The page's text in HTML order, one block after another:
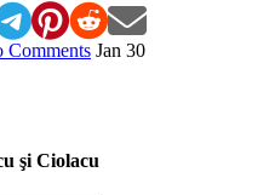
Comments Jan 30
şi Ciolacu